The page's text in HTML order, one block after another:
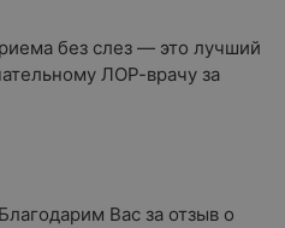
без слез — это лучший
ЛОР-врачу за
Вас за отзыв о